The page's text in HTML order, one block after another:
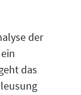
der
das